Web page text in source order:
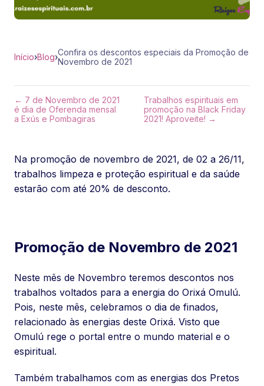
Início›Blog›Confira os descontos especiais da Promoção de
Novembro de 2021
← 7 de Novembro de 2021
é dia de Oferenda mensal
a Exús e Pombagiras
Trabalhos espirituais em
promoção na Black Friday
2021! Aproveite! →
Na promoção de novembro de 2021, de 02 a 26/11,
trabalhos limpeza e proteção espiritual e da saúde
estarão com até 20% de desconto.
Promoção de Novembro de 2021
Neste mês de Novembro teremos descontos nos
trabalhos voltados para a energia do Orixá Omulú.
Pois, neste mês, celebramos o dia de finados,
relacionado às energias deste Orixá. Visto que
Omulú rege o portal entre o mundo material e o
espiritual.
Também trabalhamos com as energias dos Pretos